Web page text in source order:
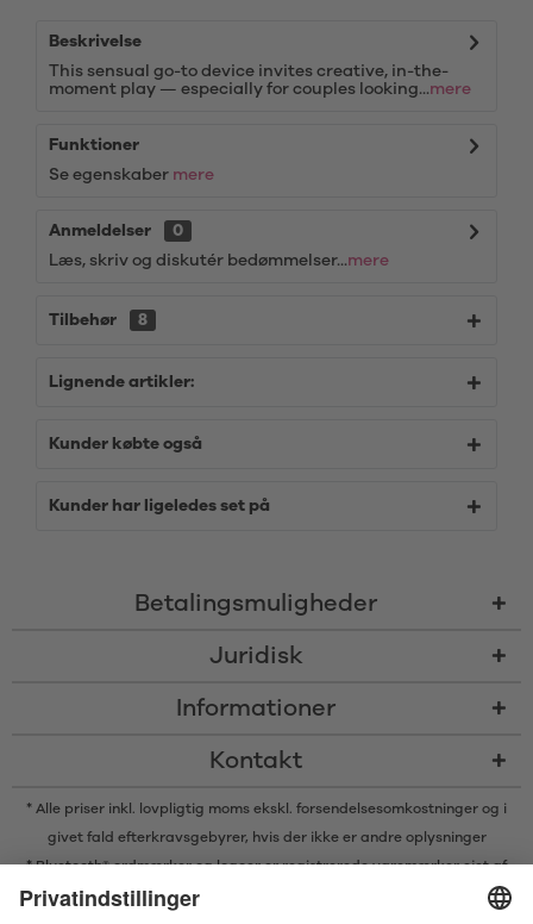
Beskrivelse
This sensual go-to device invites creative, in-the-
moment play — especially for couples looking...mere
Funktioner
Se egenskaber mere
Anmeldelser
0
Læs, skriv og diskutér bedømmelser...mere
Tilbehør 8
Lignende artikler:
Kunder købte også
Kunder har ligeledes set på
Betalingsmuligheder
Juridisk
Informationer
Kontakt
* Alle priser inkl. lovpligtig moms ekskl. forsendelsesomkostninger og i
givet fald efterkravsgebyrer, hvis der ikke er andre oplysninger
* Bluetooth® ordmærker og logoer er registrerede varemærker ejet af
Bluetooth SIG, Inc. og enhver brug af sådanne mærker af Satisfyer GmbH